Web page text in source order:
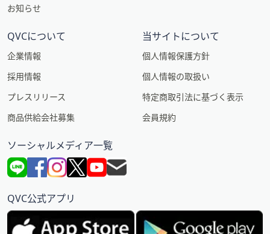
お知らせ
QVCについて
企業情報
採用情報
プレスリリース
商品供給会社募集
当サイトについて
個人情報保護方針
個人情報の取扱い
特定商取引法に基づく表示
会員規約
ソーシャルメディア一覧
QVC公式アプリ